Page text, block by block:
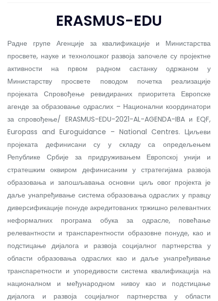
ERASMUS-EDU
Радне групе Агенције за квалификације и Министарства
просвете, науке и технолошког развоја започеле су пројектне
активности на првом радном састанку одржаном у
Министарству просвете поводом почетка реализације
пројеката Спровођење ревидираних приоритета Европске
агенде за образовање одраслих – Национални координатори
за спровођење/ ERASMUS-EDU-2021-AL-AGENDA-IBA и EQF,
Europass and Euroguidance – National Centres. Циљеви
пројеката дефинисани су у складу са опредељењем
Републике Србије за придруживањем Европској унији и
стратешким оквиром дефинисаним у стратегијама развоја
образовања и запошљавања основни циљ овог пројекта је
даље унапређивање система образовања одраслих у правцу
диверсификације понуде акредитованих тржишно релевантних
неформалних програма обука за одрасле, повећање
релевантности и транспарентности образовне понуде, као и
подстицање дијалога и развоја социјалног партнерства у
области образовања одраслих као и даље унапређивање
транспаретности и упоредивости система квалификација на
националном и међународном нивоу као и подстицање
дијалога и развоја социјалног партнерства у области